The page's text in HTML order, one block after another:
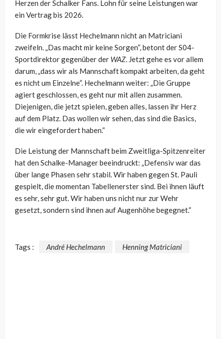
Herzen der Schalker Fans. Lohn für seine Leistungen war
ein Vertrag bis 2026.
Die Formkrise lässt Hechelmann nicht an Matriciani
zweifeln. „Das macht mir keine Sorgen“, betont der S04-
Sportdirektor gegenüber der WAZ. Jetzt gehe es vor allem
darum, „dass wir als Mannschaft kompakt arbeiten, da geht
es nicht um Einzelne“. Hechelmann weiter: „Die Gruppe
agiert geschlossen, es geht nur mit allen zusammen.
Diejenigen, die jetzt spielen, geben alles, lassen ihr Herz
auf dem Platz. Das wollen wir sehen, das sind die Basics,
die wir eingefordert haben.“
Die Leistung der Mannschaft beim Zweitliga-Spitzenreiter
hat den Schalke-Manager beeindruckt: „Defensiv war das
über lange Phasen sehr stabil. Wir haben gegen St. Pauli
gespielt, die momentan Tabellenerster sind. Bei ihnen läuft
es sehr, sehr gut. Wir haben uns nicht nur zur Wehr
gesetzt, sondern sind ihnen auf Augenhöhe begegnet.“
Tags : André Hechelmann Henning Matriciani